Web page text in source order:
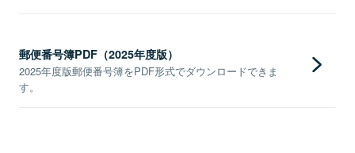
郵便番号簿PDF（2025年度版）
2025年度版郵便番号簿をPDF形式でダウンロードできま
す。